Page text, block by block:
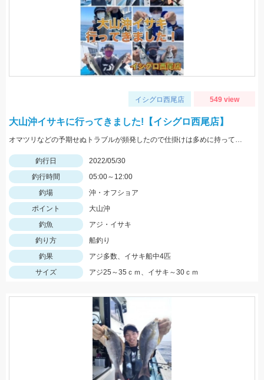
イシグロ西尾店 549 view
大山沖イサキに行ってきました!【イシグロ西尾店】
オマツリなどの予期せぬトラブルが頻発したので仕掛けは多めに持っていくことがオススメ!
釣行日
2022/05/30
釣行時間
05:00～12:00
釣場
沖・オフショア
ポイント
大山沖
釣魚
アジ・イサキ
釣り方
船釣り
釣果
アジ多数、イサキ船中4匹
サイズ
アジ25～35ｃｍ、イサキ～30ｃｍ